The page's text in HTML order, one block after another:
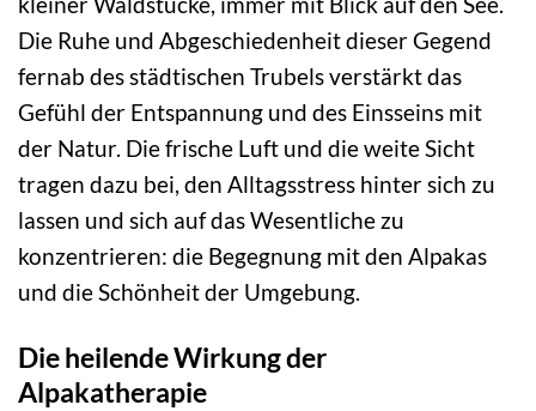
Die Ruhe und Abgeschiedenheit dieser Gegend
fernab des städtischen Trubels verstärkt das
Gefühl der Entspannung und des Einsseins mit
der Natur. Die frische Luft und die weite Sicht
tragen dazu bei, den Alltagsstress hinter sich zu
lassen und sich auf das Wesentliche zu
konzentrieren: die Begegnung mit den Alpakas
und die Schönheit der Umgebung.
Die heilende Wirkung der
Alpakatherapie